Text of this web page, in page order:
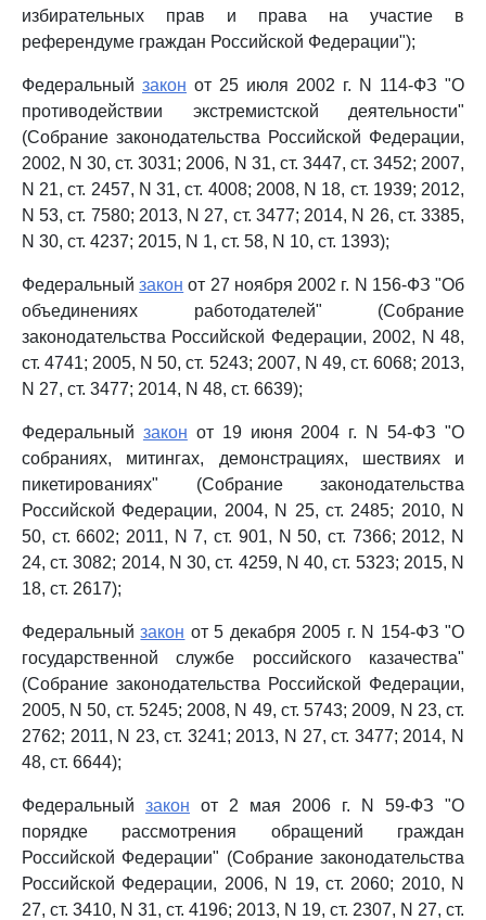
избирательных прав и права на участие в
референдуме граждан Российской Федерации");
Федеральный закон от 25 июля 2002 г. N 114-ФЗ "О
противодействии экстремистской деятельности"
(Собрание законодательства Российской Федерации,
2002, N 30, ст. 3031; 2006, N 31, ст. 3447, ст. 3452; 2007,
N 21, ст. 2457, N 31, ст. 4008; 2008, N 18, ст. 1939; 2012,
N 53, ст. 7580; 2013, N 27, ст. 3477; 2014, N 26, ст. 3385,
N 30, ст. 4237; 2015, N 1, ст. 58, N 10, ст. 1393);
Федеральныйзакон от 27 ноября 2002 г. N 156-ФЗ "Об
объединениях работодателей" (Собрание
законодательства Российской Федерации, 2002, N 48,
ст. 4741; 2005, N 50, ст. 5243; 2007, N 49, ст. 6068; 2013,
N 27, ст. 3477; 2014, N 48, ст. 6639);
Федеральный закон от 19 июня 2004 г. N 54-ФЗ "О
собраниях, митингах, демонстрациях, шествиях и
пикетированиях" (Собрание законодательства
Российской Федерации, 2004, N 25, ст. 2485; 2010, N
50, ст. 6602; 2011, N 7, ст. 901, N 50, ст. 7366; 2012, N
24, ст. 3082; 2014, N 30, ст. 4259, N 40, ст. 5323; 2015, N
18, ст. 2617);
Федеральныйзакон от 5 декабря 2005 г. N 154-ФЗ "О
государственной службе российского казачества"
(Собрание законодательства Российской Федерации,
2005, N 50, ст. 5245; 2008, N 49, ст. 5743; 2009, N 23, ст.
2762; 2011, N 23, ст. 3241; 2013, N 27, ст. 3477; 2014, N
48, ст. 6644);
Федеральный закон от 2 мая 2006 г. N 59-ФЗ "О
порядке рассмотрения обращений граждан
Российской Федерации" (Собрание законодательства
Российской Федерации, 2006, N 19, ст. 2060; 2010, N
27, ст. 3410, N 31, ст. 4196; 2013, N 19, ст. 2307, N 27, ст.